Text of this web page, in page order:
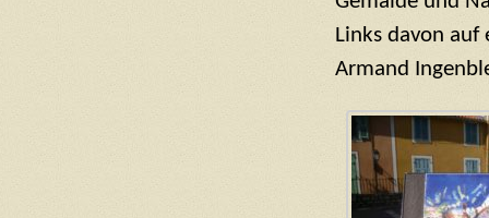
Links davon auf
Armand